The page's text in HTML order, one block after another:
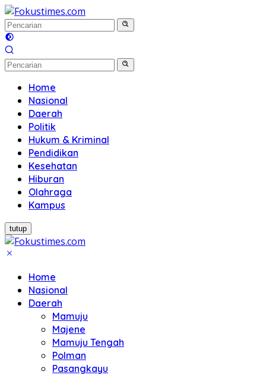
Langsung
ke
konten
Home
Nasional
Daerah
Politik
Hukum & Kriminal
Pendidikan
Kesehatan
Hiburan
Olahraga
Kampus
tutup
Home
Nasional
Daerah
Mamuju
Majene
Mamuju Tengah
Polman
Pasangkayu